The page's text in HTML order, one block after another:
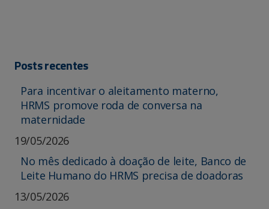
Posts recentes
Para incentivar o aleitamento materno,
HRMS promove roda de conversa na
maternidade
19/05/2026
No mês dedicado à doação de leite, Banco de
Leite Humano do HRMS precisa de doadoras
13/05/2026